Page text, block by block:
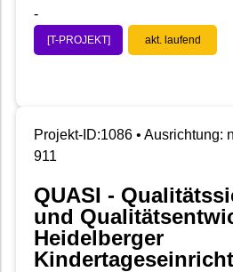
-
[T-PROJEKT] akt. laufend
Projekt-ID:1086 • Ausrichtung:
911
QUASI -
und
Heidelberger